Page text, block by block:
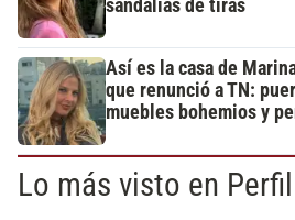
sandalias de tiras
Así es la casa de
que renunció a TN:
muebles bohemios y
Lo más visto en Perfil